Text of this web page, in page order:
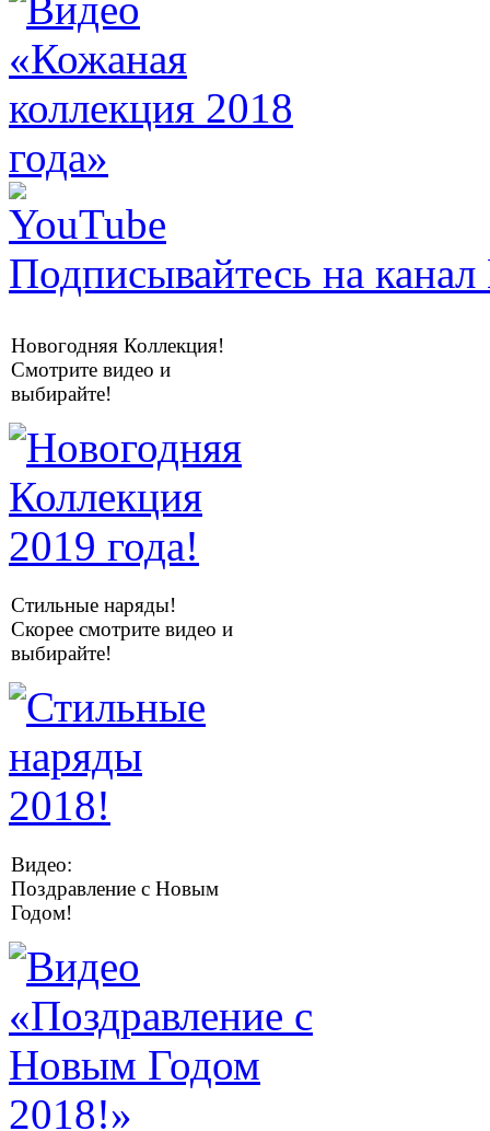
Подписывайтесь на
Новогодняя Коллекция!
Смотрите видео и
выбирайте!
Стильные наряды!
Скорее смотрите видео и
выбирайте!
Видео:
Поздравление с Новым
Годом!